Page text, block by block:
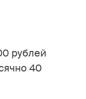
рублей
40